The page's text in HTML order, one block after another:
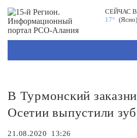
СЕЙЧАС
17° (Ясно)
В Турмонский
Осетии выпустили
21.08.2020 13:26